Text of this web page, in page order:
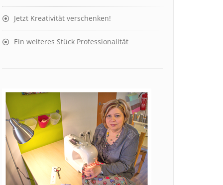
Jetzt Kreativität verschenken!
Ein weiteres Stück Professionalität